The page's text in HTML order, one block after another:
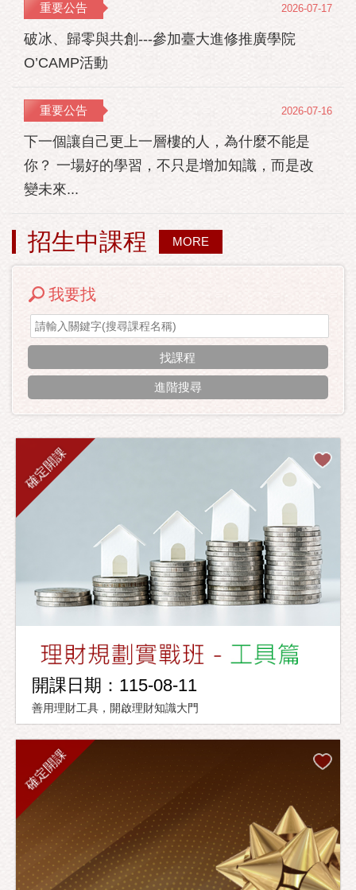
重要公告
破冰、歸零與共創---參加臺大進修推廣學院
O’CAMP活動
2026-07-17
重要公告
下一個讓自己更上一層樓的人，為什麼不能是
你？ 一場好的學習，不只是增加知識，而是改
變未來...
2026-07-16
招生中課程 MORE
我要找
進階搜尋
確定開課
開課日期：115-08-11
善用理財工具，開啟理財知識大門
確定開課